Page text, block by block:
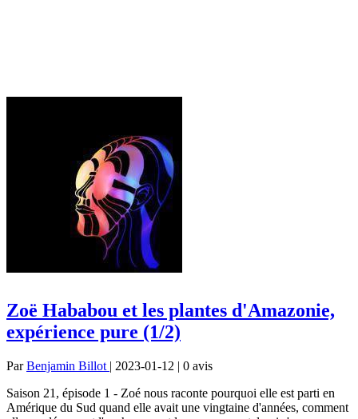
Zoë Hababou et les plantes d'Amazonie,
expérience pure (1/2)
ParBenjamin Billot | 2023-01-12 | 0 avis
Saison 21, épisode 1 - Zoé nous raconte pourquoi elle est parti en
Amérique du Sud quand elle avait une vingtaine d'années, comment